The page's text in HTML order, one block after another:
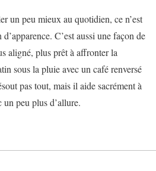
un peu mieux au quotidien, ce n’est
C’est aussi une façon de
aligné, plus prêt à affronter la
sous la pluie avec un café renversé
pas tout, mais il aide sacrément à
un peu plus d’allure.